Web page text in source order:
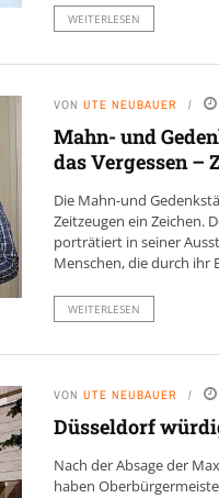
WEITERLESEN
VON UTE NEUBAUER
Mahn- und
das Vergessen –
Die Mahn-und
Zeitzeugen ein Zeichen.
porträtiert in seiner
Menschen, die durch ihr
WEITERLESEN
VON UTE NEUBAUER
Düsseldorf
Nach der Absage der
haben